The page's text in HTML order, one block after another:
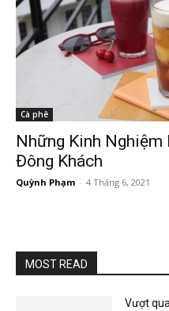
Cà phê
Những Kinh Nghiệm
Đông Khách
Quỳnh Phạm - 4 Tháng 6, 2021
MOST READ
Vượt